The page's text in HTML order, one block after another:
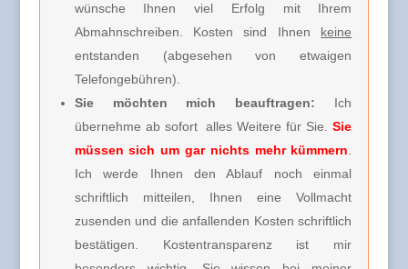
wünsche Ihnen viel Erfolg mit Ihrem
Abmahnschreiben. Kosten sind Ihnen keine
entstanden (abgesehen von etwaigen
Telefongebühren).
Sie möchten mich beauftragen: Ich
übernehme ab sofort alles Weitere für Sie.Sie
müssen sich um gar nichts mehr kümmern.
Ich werde Ihnen den Ablauf noch einmal
schriftlich mitteilen, Ihnen eine Vollmacht
zusenden und die anfallenden Kosten schriftlich
bestätigen. Kostentransparenz ist mir